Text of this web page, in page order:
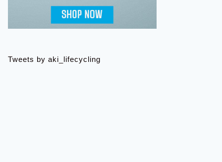
Tweets by aki_lifecycling